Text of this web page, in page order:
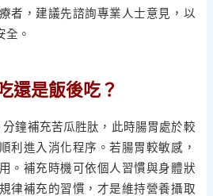
者，建議先諮詢專業人士意見，以
全。
還是飯後吃？
鐘補充苦瓜胜肽，此時腸胃處於較
利進入消化程序。若腸胃較敏感，
。補充時機可依個人習慣與身體狀
律補充的習慣，才是維持營養攝取